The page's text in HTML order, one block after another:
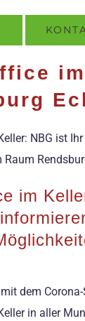
NBG ist
Raum
im
dem
in aller